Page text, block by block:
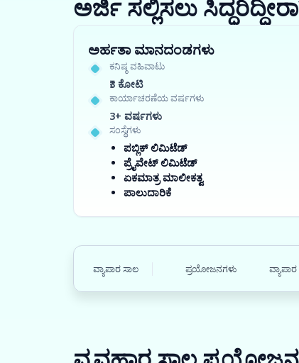
ಅರ್ಜಿ ಸಲ್ಲಿಸಲು
ಅರ್ಹತಾ ಮಾನದಂಡಗಳು
ಕನಿಷ್ಠ ವಹಿವಾಟು
₹3 ಕೋಟಿ
ಕಾರ್ಯಾಚರಣೆಯ ವರ್ಷಗಳು
3+ ವರ್ಷಗಳು
ಸಂಸ್ಥೆಗಳು
ಪಬ್ಲಿಕ್ ಲಿಮಿಟೆಡ್
ಪ್ರೈವೇಟ್ ಲಿಮಿಟೆಡ್
ಏಕಮಾತ್ರ ಮಾಲೀಕತ್ವ
ಪಾಲುದಾರಿಕೆ
ವ್ಯಾಪಾರ ಸಾಲ ಪ್ರಯೋಜನಗಳು